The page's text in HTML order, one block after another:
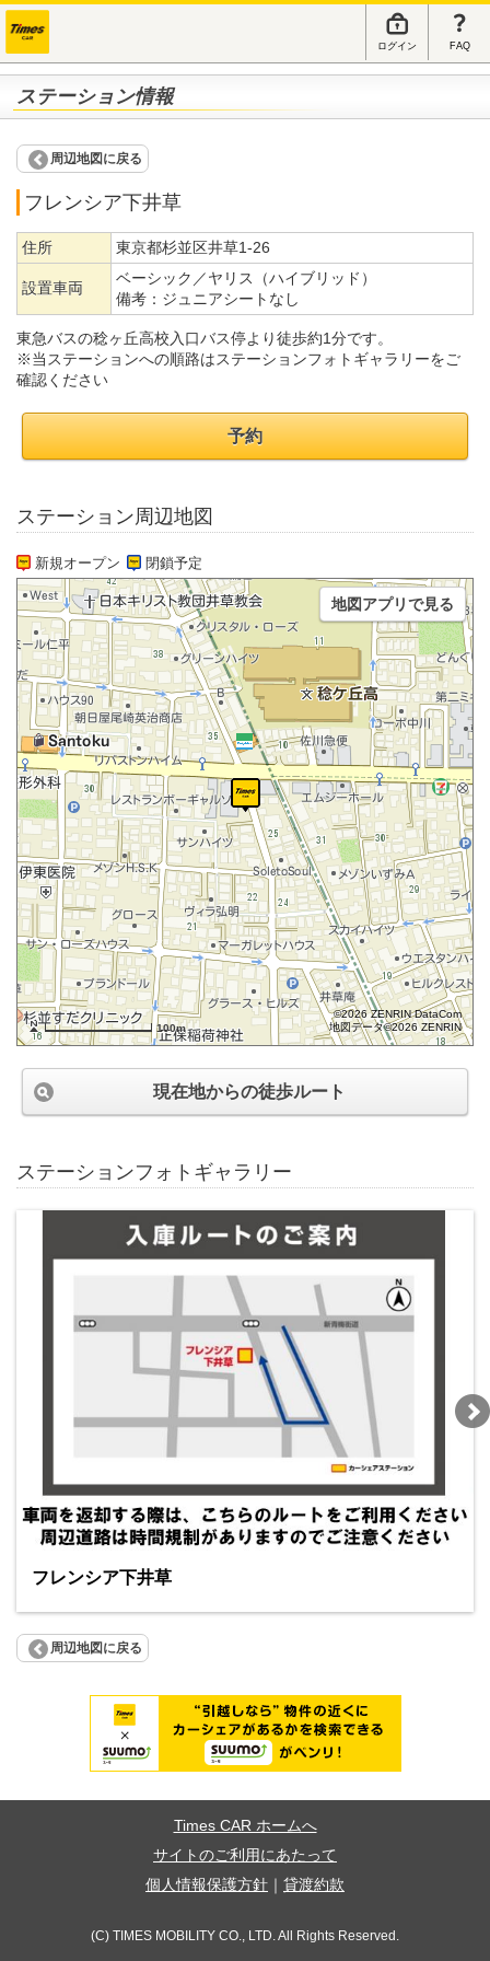
ログイン FAQ
ステーション情報
周辺地図に戻る
フレンシア下井草
住所 東京都杉並区井草1-26
設置車両
ベーシック／ヤリス（ハイブリッド）
備考： ジュニアシートなし
東急バスの稔ヶ丘高校入口バス停より徒歩約1分です。
※当ステーションへの順路はステーションフォトギャラリーをご
確認ください
予約
ステーション周辺地図
新規オープン 閉鎖予定
100m
©2026 ZENRIN DataCom
地図データ©2026 ZENRIN
地図アプリで見る
現在地からの徒歩ルート
ステーションフォトギャラリー
フレンシア下井草
周辺地図に戻る
Times CAR ホームへ
サイトのご利用にあたって
個人情報保護方針
貸渡約款
(C) TIMES MOBILITY CO., LTD. All Rights Reserved.